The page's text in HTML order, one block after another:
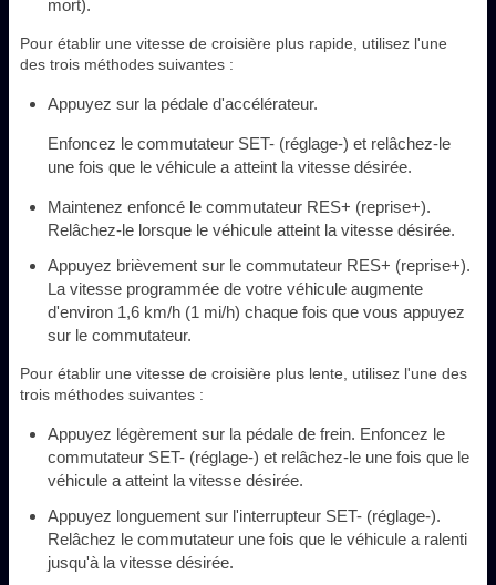
mort).
Pour établir une vitesse de croisière plus rapide, utilisez l'une
des trois méthodes suivantes :
Appuyez sur la pédale d'accélérateur.
Enfoncez le commutateur SET- (réglage-) et relâchez-le
une fois que le véhicule a atteint la vitesse désirée.
Maintenez enfoncé le commutateur RES+ (reprise+).
Relâchez-le lorsque le véhicule atteint la vitesse désirée.
Appuyez brièvement sur le commutateur RES+ (reprise+).
La vitesse programmée de votre véhicule augmente
d'environ 1,6 km/h (1 mi/h) chaque fois que vous appuyez
sur le commutateur.
Pour établir une vitesse de croisière plus lente, utilisez l'une des
trois méthodes suivantes :
Appuyez légèrement sur la pédale de frein. Enfoncez le
commutateur SET- (réglage-) et relâchez-le une fois que le
véhicule a atteint la vitesse désirée.
Appuyez longuement sur l'interrupteur SET- (réglage-).
Relâchez le commutateur une fois que le véhicule a ralenti
jusqu'à la vitesse désirée.